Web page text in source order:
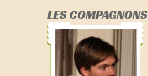
LES COMPAGNONS